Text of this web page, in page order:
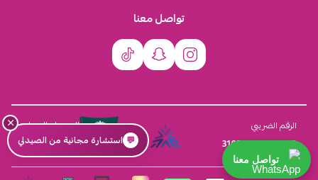
تواصل معنا
الرقم الضريبي
310555259800003
السجل التجاري
4030431116
×
💬 استشارة مجانية من الصيدلي
تواصل معنا